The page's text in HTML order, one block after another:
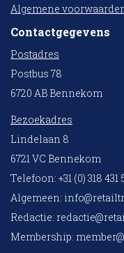
Algemene
Contactgegevens
Postadres
Postbus 78
6720 AB Bennekom
Bezoekadres
Lindelaan 8
6721 VC Bennekom
Telefoon: +31 (0) 318 431
Algemeen:
Redactie:
Membership: